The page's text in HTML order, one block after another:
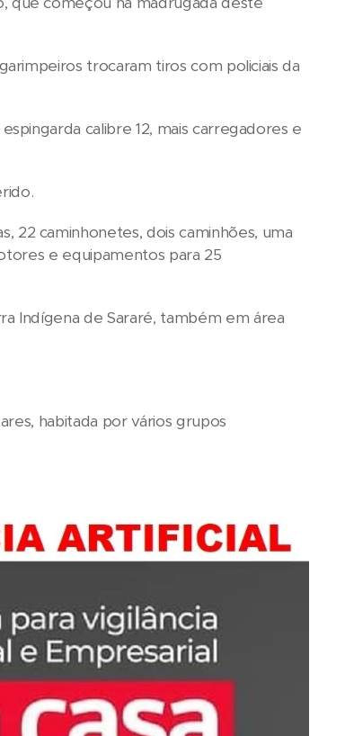
trocaram tiros com policiais da
calibre 12, mais carregadores e
22 caminhonetes, dois caminhões, uma
e equipamentos para 25
Indígena de Sararé, também em área
habitada por vários grupos